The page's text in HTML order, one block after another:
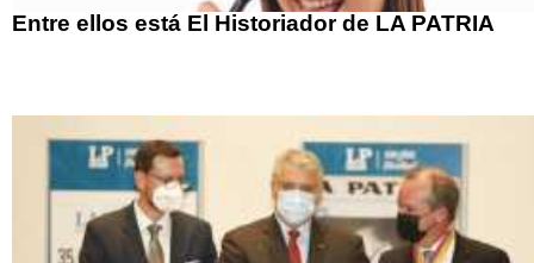
Entre ellos está El Historiador de LA PATRIA